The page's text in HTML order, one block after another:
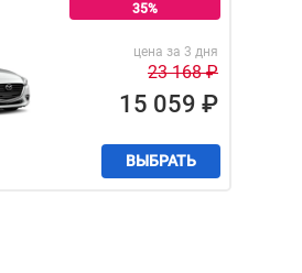
35%
цена за 3 дня
23 168₽
15 059 ₽
ВЫБРАТЬ